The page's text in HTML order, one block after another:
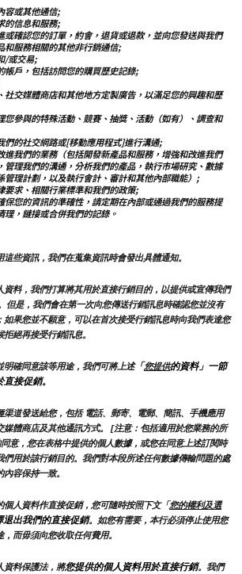
容或其他通信;
的信息和服務;
或確認您的訂單，約會，退貨或退款，並向您發送與我們
和服務相關的其他非行銷通信;
/或交易;
帳戶，包括訪問您的購買歷史記錄;
社交媒體商店和其他地方定製廣告，以滿足您的興趣和歷
您參與的特殊活動、競賽、抽獎、活動（如有）、調查和
們的社交網路或[移動應用程式]進行溝通;
進我們的業務（包括開發新產品和服務，增強和改進我們
管理我們的溝通，分析我們的產品，執行市場研究、數據
管理計劃，以及執行會計、審計和其他內部職能）;
要求、相關行業標準和我們的政策;
保您的資訊的準確性，請定期在內部或通過我們的服務提
理，鏈接或合併我們的記錄。
些資訊，我們在蒐集資訊時會發出具體通知。
資料，我們打算將其用於直接行銷目的，以提供或宣傳我們
但是，我們會在第一次向您傳送行銷訊息時確認您並沒有
如果您並不願意，可以在首次接受行銷訊息時向我們表達您
絕再接受行銷訊息。
明確同意該等用途，我們可將上述「您提供的資料」一節
接促銷。
渠道發送給您，包括 電話、郵寄、電郵、簡訊、手機應用
媒體商店及其他通訊方式。 [注意：包括適用於您業務的所
意，您在表格中提供的個人數據，或您在同意上述訂閱時
們用於該行銷目的。我們對本段所述任何數據傳輸問題的處
容保持一致。
個人資料作直接促銷，您可隨時按照下文「您的權利及選
出我們的直接促銷。如您有需要，本行必須停止使用您
而毋須向您收取任何費用。
資料保護法，將您提供的個人資料用於直接行銷。我們